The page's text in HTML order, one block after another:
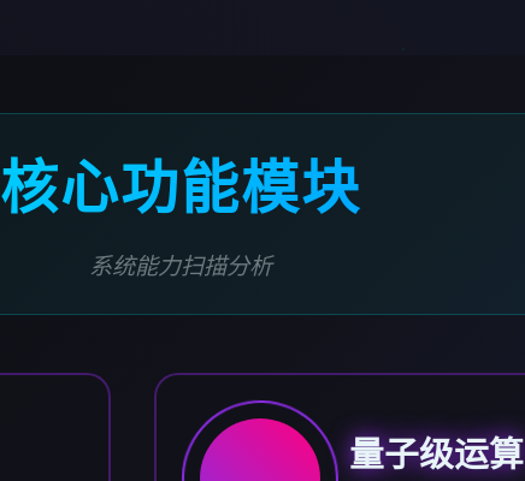
核心功能模块
系统能力扫描分析
量子级运算